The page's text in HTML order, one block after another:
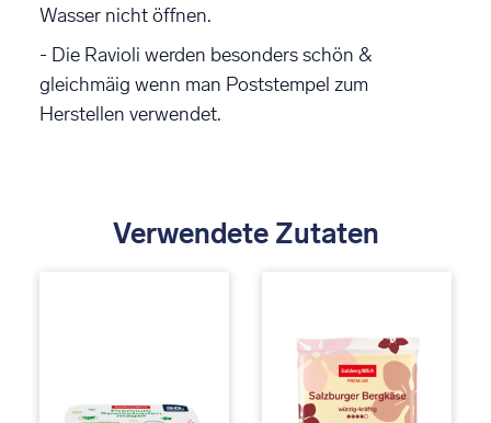
Wasser nicht öffnen.
- Die Ravioli werden besonders schön &
gleichmäig wenn man Poststempel zum
Herstellen verwendet.
Verwendete Zutaten